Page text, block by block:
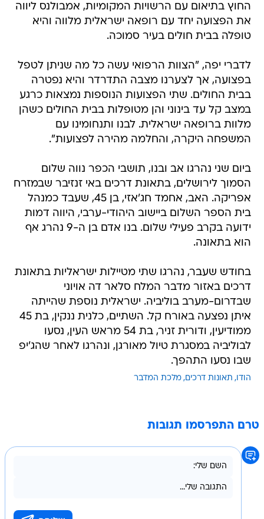
החוץ בתיאום עם הרשויות המקומיות, אמבולנס ליווה
את הפצועה יחד עם רופאה ישראלית מלווה והיא
טופלה בבית חולים בעיר סמוכה.
לדברי יפה, "הצוות הרפואי עשה כל מה שניתן לטפל
בפצועה, אך לצערנו מצבה התדרדר והיא נפטרה
בבית החולים. שתי הפצועות הנוספות נמצאות כרגע
במצב קל עד בינוני והן מטופלות בבית החולים כשהן
מלוות ברופאה ישראלית. לבנו ותנחומינו עם
המשפחה היקרה, והחלמה מהירה לפצועות".
ביום שני נהרגו אב ובנו, תושבי הכפר נווה שלום
הסמוך לירושלים, בתאונת דרכים באי זנזיבר שבמזרח
אפריקה. האב, אחמד חג'אזי, בן 45, שעבד כמנהל
בית הספר השלום ביישוב היהודי-ערבי, היווה דמות
ידועה בקרב פעילי שלום. בנו אדם בן ה-9 נהרג אף
הוא בתאונה.
בחודש שעבר, נהרגו שתי מטיילות ישראליות בתאונת
דרכים באזור מדבר המלח סלאר דה אויוני
שבדרום-מערב בוליביה. ישראלית נוספת שהייתה
איתן נפצעה באורח קל. השתיים, כלנית ננקין, בת 45
ממודיעין, ודורית זניר, בת 54 מראש העין, נסעו
לבוליביה במסגרת טיול מאורגן, ונהרגו לאחר שהג'יפ
שבו נסעו התהפך.
הודו תאונות דרכים מלכת המדבר
טרם התפרסמו תגובות